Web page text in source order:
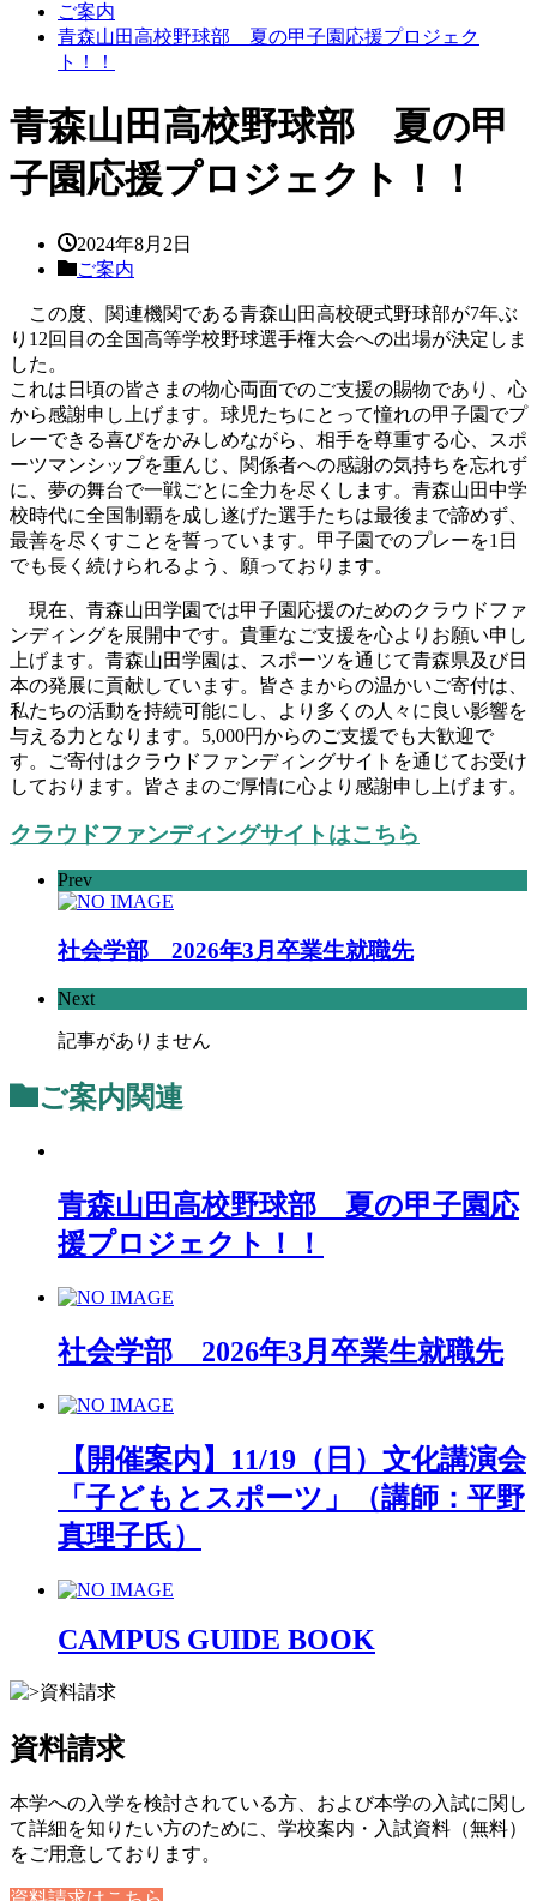
ご案内
青森山田高校野球部 夏の甲子園応援プロジェク
ト！！
青森山田高校野球部 夏の甲
子園応援プロジェクト！！
2024年8月2日
ご案内
この度、関連機関である青森山田高校硬式野球部が7年ぶ
り12回目の全国高等学校野球選手権大会への出場が決定しま
した。
これは日頃の皆さまの物心両面でのご支援の賜物であり、心
から感謝申し上げます。球児たちにとって憧れの甲子園でプ
レーできる喜びをかみしめながら、相手を尊重する心、スポ
ーツマンシップを重んじ、関係者への感謝の気持ちを忘れず
に、夢の舞台で一戦ごとに全力を尽くします。青森山田中学
校時代に全国制覇を成し遂げた選手たちは最後まで諦めず、
最善を尽くすことを誓っています。甲子園でのプレーを1日
でも長く続けられるよう、願っております。
現在、青森山田学園では甲子園応援のためのクラウドファ
ンディングを展開中です。貴重なご支援を心よりお願い申し
上げます。青森山田学園は、スポーツを通じて青森県及び日
本の発展に貢献しています。皆さまからの温かいご寄付は、
私たちの活動を持続可能にし、より多くの人々に良い影響を
与える力となります。5,000円からのご支援でも大歓迎で
す。ご寄付はクラウドファンディングサイトを通じてお受け
しております。皆さまのご厚情に心より感謝申し上げます。
クラウドファンディングサイトはこちら
Prev
社会学部 2026年3月卒業生就職先
Next
記事がありません
ご案内関連
青森山田高校野球部 夏の甲子園応
援プロジェクト！！
社会学部 2026年3月卒業生就職先
【開催案内】11/19（日）文化講演会
「子どもとスポーツ」（講師：平野
真理子氏）
CAMPUS GUIDE BOOK
資料請求
本学への入学を検討されている方、および本学の入試に関し
て詳細を知りたい方のために、学校案内・入試資料（無料）
をご用意しております。